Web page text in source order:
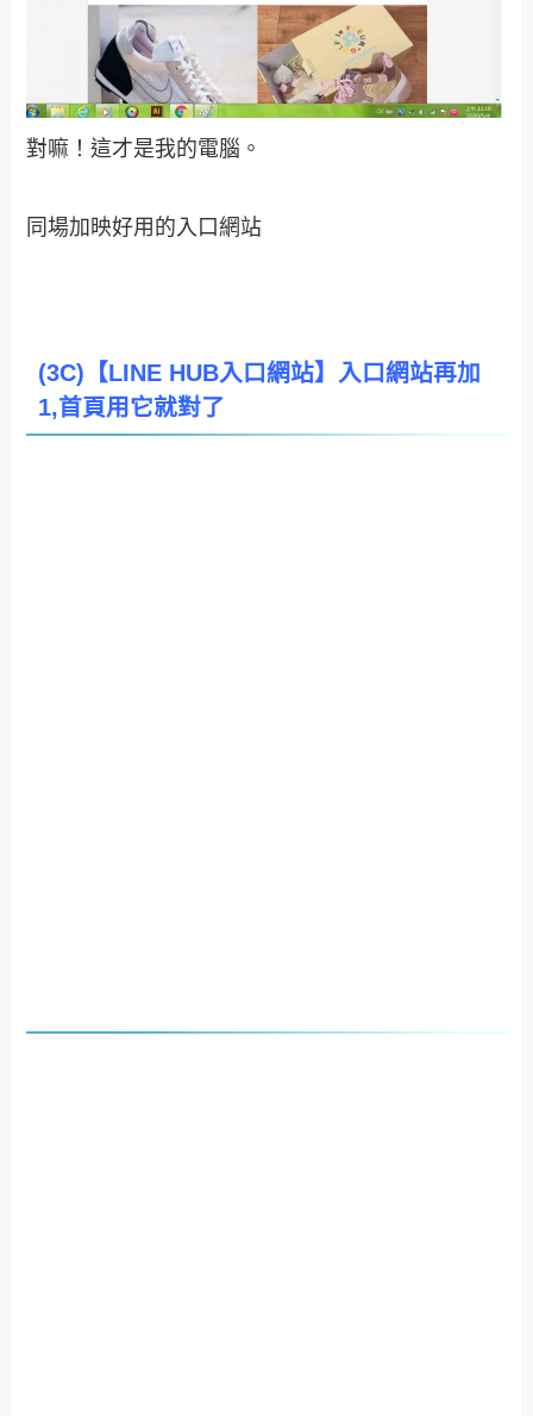
對嘛！這才是我的電腦。
同場加映好用的入口網站
(3C)【LINE HUB入口網站】入口網站再加
1,首頁用它就對了